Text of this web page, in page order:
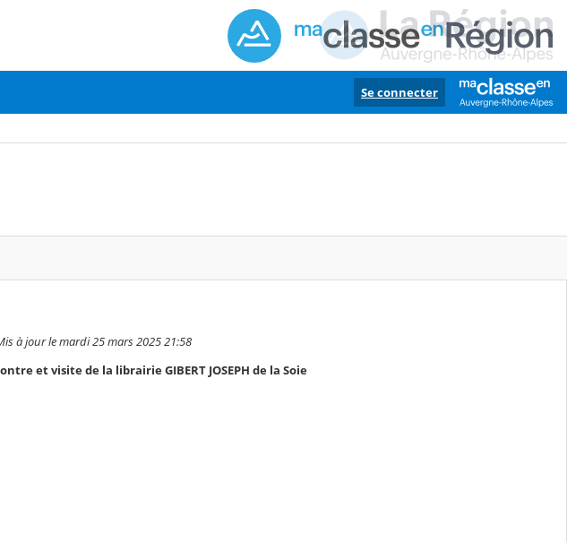
Se connecter
à jour le mardi 25 mars 2025 21:58
et visite de la librairie GIBERT JOSEPH de la Soie